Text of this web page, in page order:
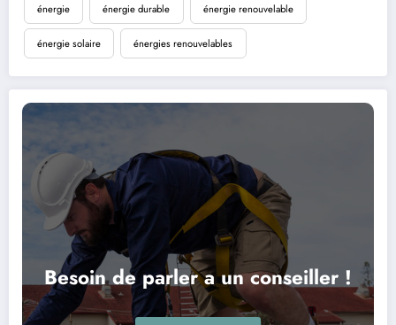
énergie énergie durable énergie renouvelable
énergie solaire énergies renouvelables
Besoin de parler a un conseiller !